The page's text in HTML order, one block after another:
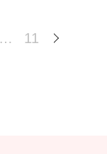
… 11